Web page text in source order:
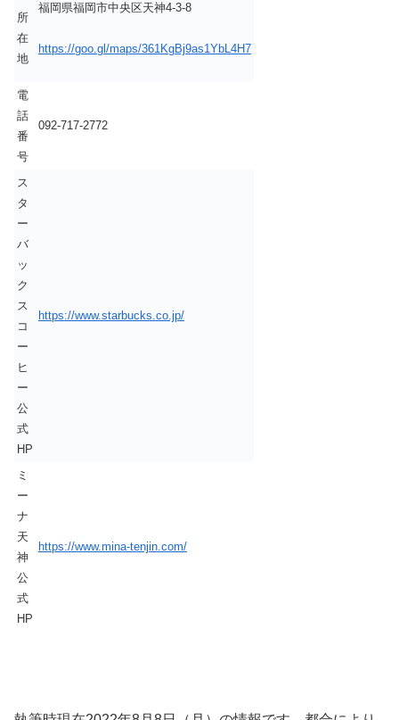
所
在
地
福岡県福岡市中央区天神4-3-8
https://goo.gl/maps/361KgBj9as1YbL4H7
電
話
番
号
092-717-2772
ス
タ
ー
バ
ッ
ク
ス
コ
ー
ヒ
ー
公
式
HP
https://www.starbucks.co.jp/
ミ
ー
ナ
天
神
公
式
HP
https://www.mina-tenjin.com/